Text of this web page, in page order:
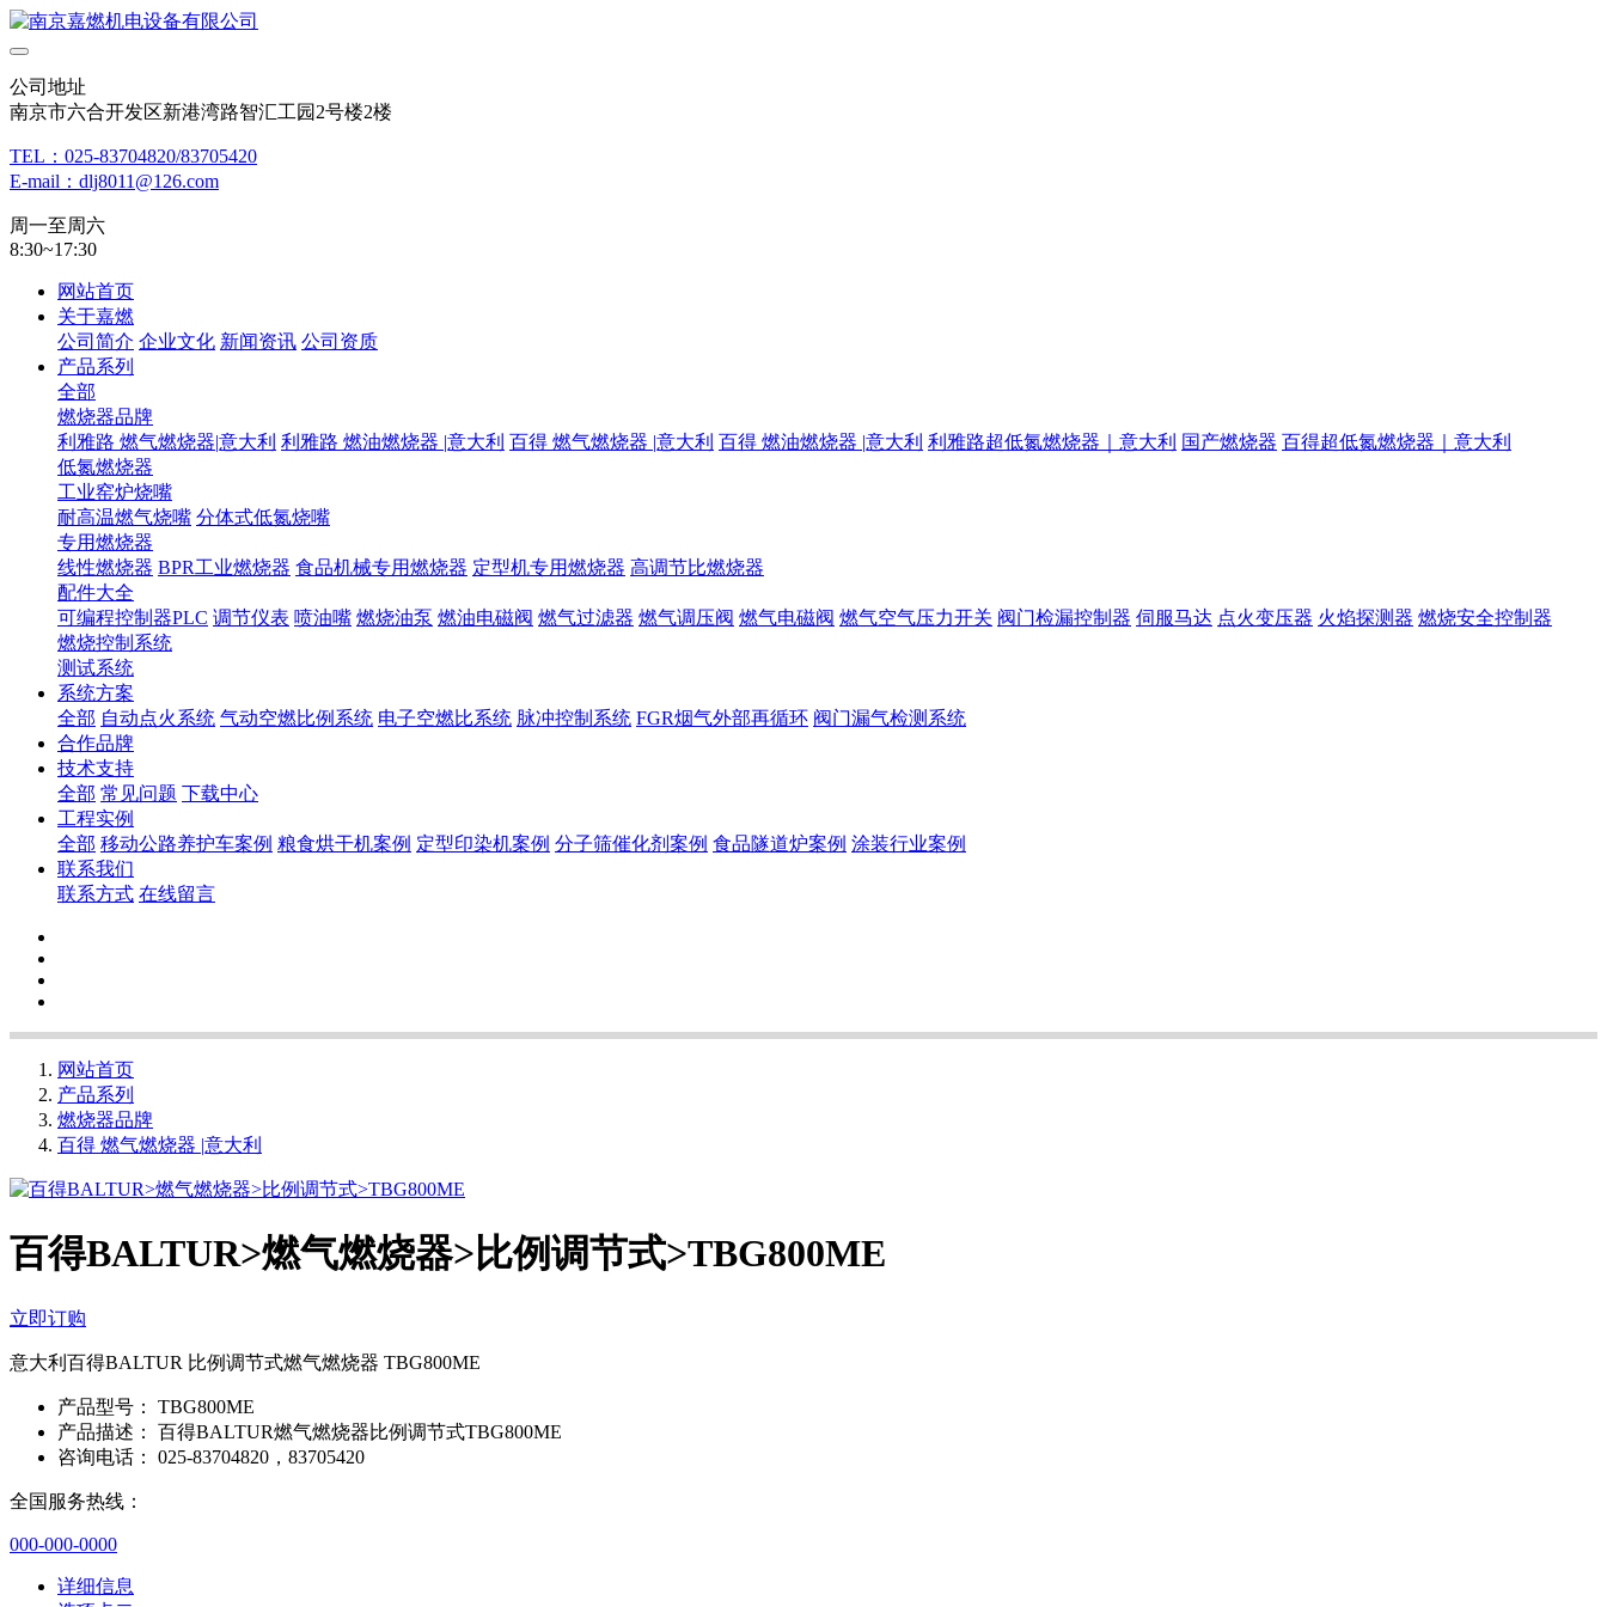
公司地址
南京市六合开发区新港湾路智汇工园2号楼2楼
TEL：025-83704820/83705420
E-mail：dlj8011@126.com
周一至周六
8:30~17:30
网站首页
关于嘉燃
公司简介 企业文化 新闻资讯 公司资质
产品系列
全部
燃烧器品牌
利雅路 燃气燃烧器|意大利 利雅路 燃油燃烧器 |意大利 百得 燃气燃烧器 |意大利 百得 燃油燃烧器 |意大利 利雅路超低氮燃烧器｜意大利 国产燃烧器 百得超低氮燃烧器｜意大利
低氮燃烧器
工业窑炉烧嘴
耐高温燃气烧嘴 分体式低氮烧嘴
专用燃烧器
线性燃烧器 BPR工业燃烧器 食品机械专用燃烧器 定型机专用燃烧器 高调节比燃烧器
配件大全
可编程控制器PLC 调节仪表 喷油嘴 燃烧油泵 燃油电磁阀 燃气过滤器 燃气调压阀 燃气电磁阀 燃气空气压力开关 阀门检漏控制器 伺服马达 点火变压器 火焰探测器 燃烧安全控制器
燃烧控制系统
测试系统
系统方案
全部 自动点火系统 气动空燃比例系统 电子空燃比系统 脉冲控制系统 FGR烟气外部再循环 阀门漏气检测系统
合作品牌
技术支持
全部 常见问题 下载中心
工程实例
全部 移动公路养护车案例 粮食烘干机案例 定型印染机案例 分子筛催化剂案例 食品隧道炉案例 涂装行业案例
联系我们
联系方式 在线留言
网站首页
产品系列
燃烧器品牌
百得 燃气燃烧器 |意大利
百得BALTUR>燃气燃烧器>比例调节式>TBG800ME
立即订购
意大利百得BALTUR 比例调节式燃气燃烧器 TBG800ME
产品型号：
TBG800ME
产品描述：
百得BALTUR燃气燃烧器比例调节式TBG800ME
咨询电话：
025-83704820，83705420
全国服务热线：
000-000-0000
详细信息